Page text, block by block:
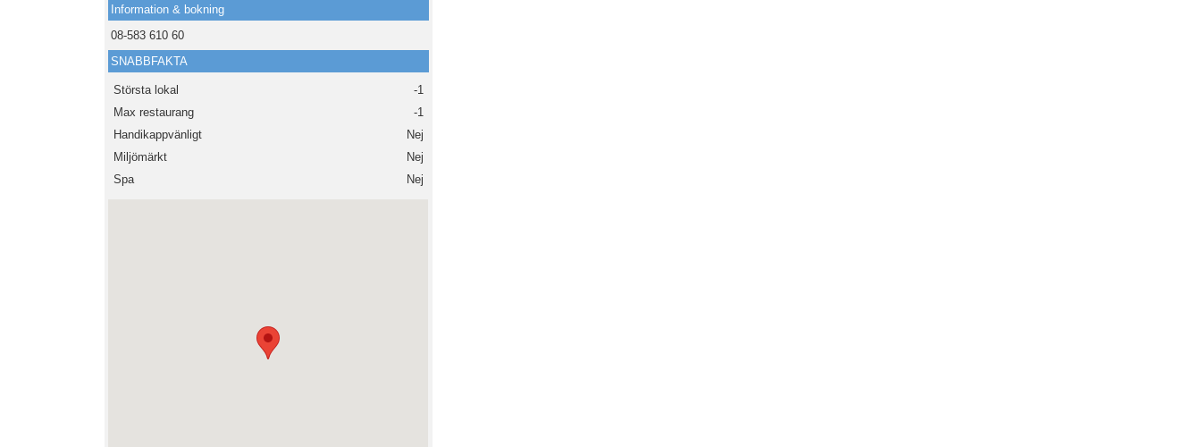
Information & bokning
08-583 610 60
SNABBFAKTA
Största lokal
-1
Max restaurang
-1
Handikappvänligt
Nej
Miljömärkt
Nej
Spa
Nej